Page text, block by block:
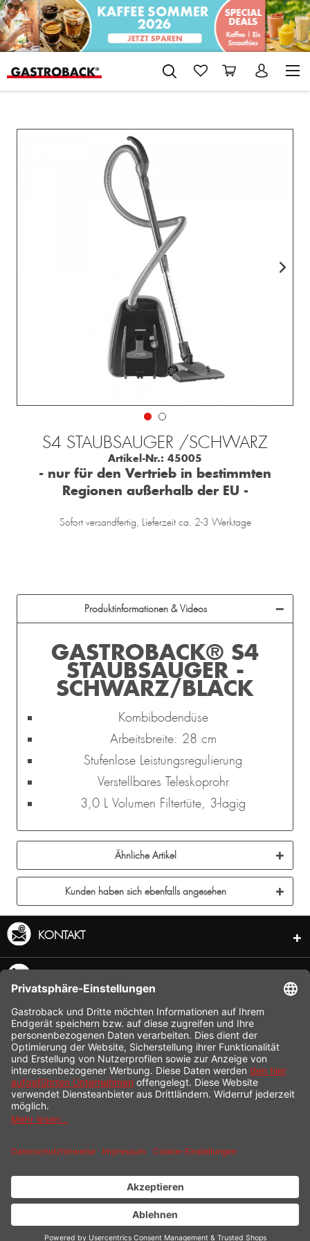
S4 STAUBSAUGER /SCHWARZ
Artikel-Nr.: 45005
- nur für den Vertrieb in bestimmten
Regionen außerhalb der EU -
Sofort versandfertig, Lieferzeit ca. 2-3 Werktage
Produktinformationen & Videos
GASTROBACK® S4
STAUBSAUGER -
SCHWARZ/BLACK
Kombibodendüse
Arbeitsbreite: 28 cm
Stufenlose Leistungsregulierung
Verstellbares Teleskoprohr
3,0 L Volumen Filtertüte, 3-lagig
Ähnliche Artikel
Kunden haben sich ebenfalls angesehen
KONTAKT
INFORMATION
SHOP SERVICE
VERSAND
* Alle Preise inkl. gesetzl. Mehrwertsteuer zzgl.
Nachnahmegebühren, wenn nicht anders beschrieben